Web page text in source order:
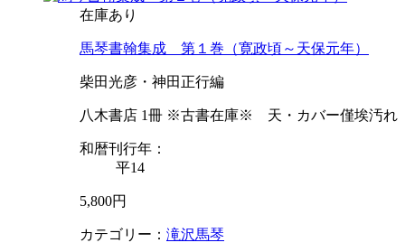
在庫あり
馬琴書翰集成 第１巻（寛政頃～天保元年）
柴田光彦・神田正行編
八木書店 1冊 ※古書在庫※ 天・カバー僅埃汚れ
和暦刊行年：
平14
5,800円
カテゴリー： 滝沢馬琴